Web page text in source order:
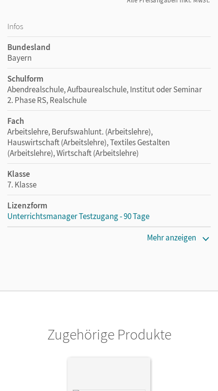
Infos
Bundesland
Bayern
Schulform
Abendrealschule, Aufbaurealschule, Institut oder Seminar
2. Phase RS, Realschule
Fach
Arbeitslehre, Berufswahlunt. (Arbeitslehre),
Hauswirtschaft (Arbeitslehre), Textiles Gestalten
(Arbeitslehre), Wirtschaft (Arbeitslehre)
Klasse
7. Klasse
Lizenzform
Unterrichtsmanager Testzugang - 90 Tage
Unterrichtsmanager 90 Tage lang zu testen.
Mehr anzeigen
Zugehörige Produkte